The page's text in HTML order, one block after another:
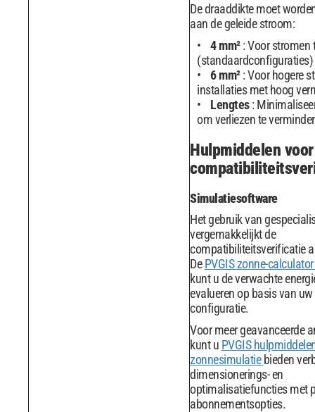
De draaddikte moet
aan de geleide stroom:
4 mm²: Voor stromen
(standaardconfiguraties)
6 mm²: Voor hogere
installaties met hoog
Lengtes:
om verliezen te
Hulpmiddelen voor
Simulatiesoftware
Het gebruik van
vergemakkelijkt de
compatibiliteitsverificatie
DePVGIS zonne-calculator
kunt u de verwachte
evalueren op basis van
configuratie.
Voor meer geavanceerde
kunt u PVGIS
zonnesimulatiebieden
dimensionerings- en
optimalisatiefuncties met
abonnementsopties.